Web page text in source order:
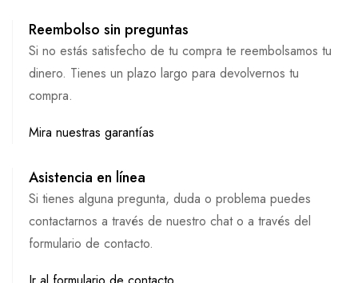
Reembolso sin preguntas
Si no estás satisfecho de tu compra te reembolsamos tu
dinero. Tienes un plazo largo para devolvernos tu
compra.
Mira nuestras garantías
Asistencia en línea
Si tienes alguna pregunta, duda o problema puedes
contactarnos a través de nuestro chat o a través del
formulario de contacto.